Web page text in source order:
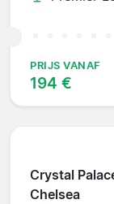
PRIJS VANAF
194 €
Crystal
Chelsea